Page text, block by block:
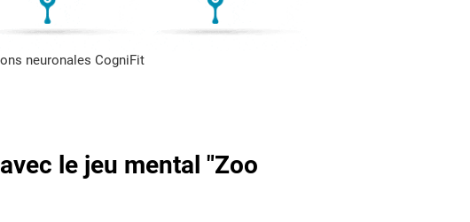
neuronales CogniFit
le jeu mental "Zoo